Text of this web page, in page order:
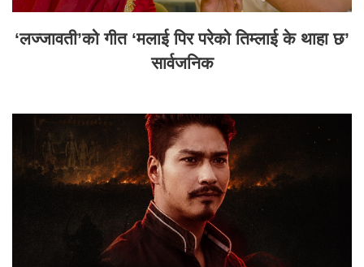
‘लज्जावती’को गीत ‘मलाई पिर परेको तिम्लाई के थाहा छ’
सार्वजनिक